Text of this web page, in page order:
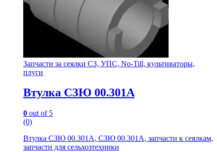
Запчасти за сеялки СЗ, УПС, No-Till, культиваторы,
плуги
Втулка СЗЮ 00.301А
0 out of 5
(0)
Втулка СЗЮ 00.301А, СЗЮ 00.301А, запчасти к сеялкам,
запчасти для сельхозтехники